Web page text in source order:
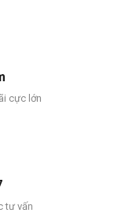
cực lớn
tư vấn